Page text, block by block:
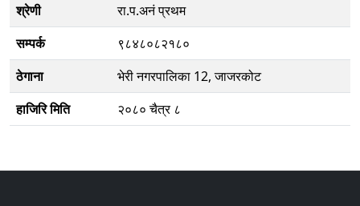
श्रेणी
रा.प.अनं प्रथम
सम्पर्क
९८४८०८२१८०
ठेगाना
भेरी नगरपालिका 12, जाजरकोट
हाजिरि मिति
२०८० चैत्र ८